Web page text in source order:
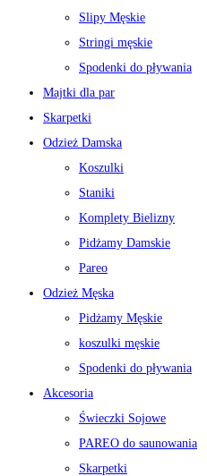
Slipy Męskie
Stringi męskie
Spodenki do pływania
Majtki dla par
Skarpetki
Odzież Damska
Koszulki
Staniki
Komplety Bielizny
Pidżamy Damskie
Pareo
Odzież Męska
Pidżamy Męskie
koszulki męskie
Spodenki do pływania
Akcesoria
Świeczki Sojowe
PAREO do saunowania
Skarpetki